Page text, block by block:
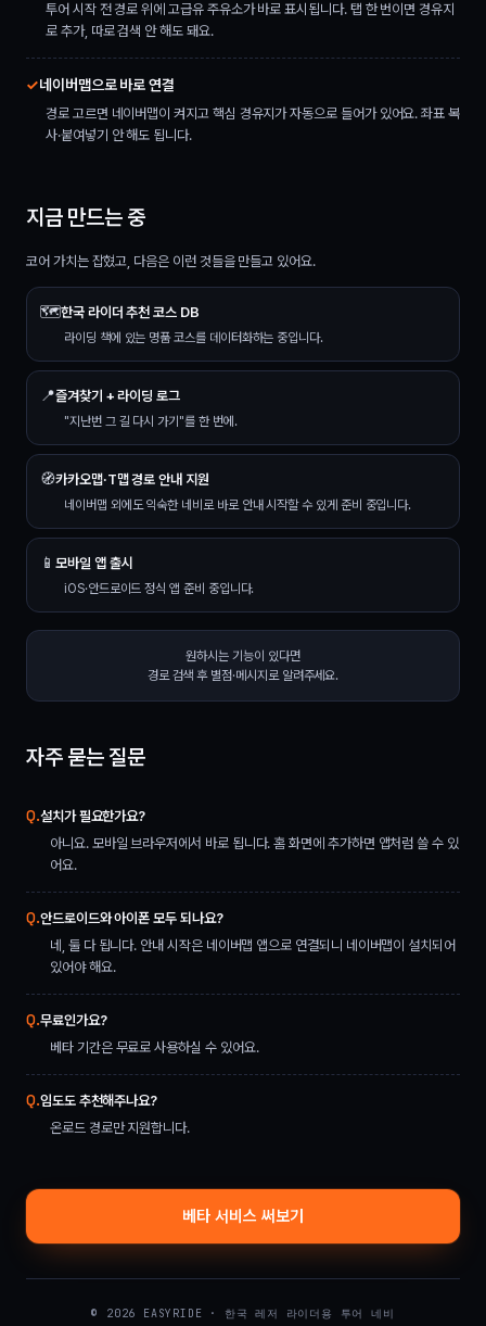
투어 시작 전 경로 위에 고급유 주유소가 바로 표시됩니다. 탭 한 번이면 경유지
로 추가, 따로 검색 안 해도 돼요.
✓네이버맵으로 바로 연결
경로 고르면 네이버맵이 켜지고 핵심 경유지가 자동으로 들어가 있어요. 좌표 복
사·붙여넣기 안 해도 됩니다.
지금 만드는 중
코어 가치는 잡혔고, 다음은 이런 것들을 만들고 있어요.
🗺️한국 라이더 추천 코스 DB
라이딩 책에 있는 명품 코스를 데이터화하는 중입니다.
📍즐겨찾기 + 라이딩 로그
"지난번 그 길 다시 가기"를 한 번에.
🧭카카오맵·T맵 경로 안내 지원
네이버맵 외에도 익숙한 네비로 바로 안내 시작할 수 있게 준비 중입니다.
📱 모바일 앱 출시
iOS·안드로이드 정식 앱 준비 중입니다.
원하시는 기능이 있다면
경로 검색 후 별점·메시지로 알려주세요.
자주 묻는 질문
설치가 필요한가요?
아니요. 모바일 브라우저에서 바로 됩니다. 홈 화면에 추가하면 앱처럼 쓸 수 있
어요.
안드로이드와 아이폰 모두 되나요?
네, 둘 다 됩니다. 안내 시작은 네이버맵 앱으로 연결되니 네이버맵이 설치되어
있어야 해요.
무료인가요?
베타 기간은 무료로 사용하실 수 있어요.
임도도 추천해주나요?
온로드 경로만 지원합니다.
베타 서비스 써보기
© 2026 EASYRIDE · 한국 레저 라이더용 투어 네비